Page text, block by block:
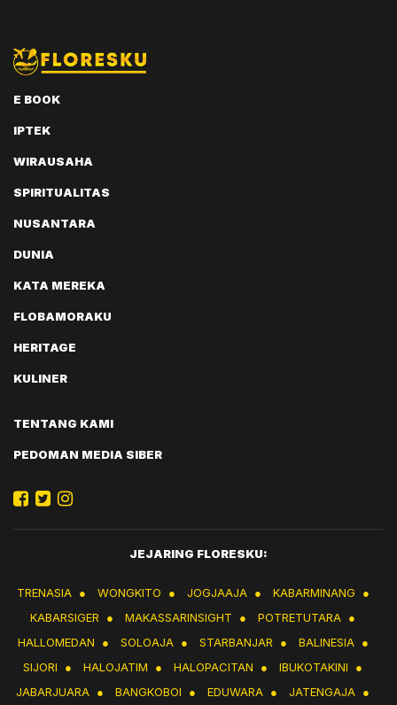
E BOOK
IPTEK
WIRAUSAHA
SPIRITUALITAS
NUSANTARA
DUNIA
KATA MEREKA
FLOBAMORAKU
HERITAGE
KULINER
TENTANG KAMI
PEDOMAN MEDIA SIBER
JEJARING FLORESKU:
TRENASIA ● WONGKITO ● JOGJAAJA ● KABARMINANG
●
KABARSIGER
● MAKASSARINSIGHT ● POTRETUTARA ●
HALLOMEDAN
● SOLOAJA ● STARBANJAR ● BALINESIA ●
SIJORI
● HALOJATIM ● HALOPACITAN ● IBUKOTAKINI
●
JABARJUARA ● BANGKOBOI ● EDUWARA ● JATENGAJA ●